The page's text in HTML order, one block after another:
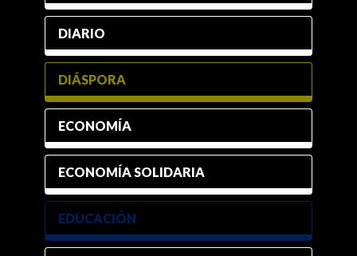
DIARIO
DIÁSPORA
ECONOMÍA
ECONOMÍA SOLIDARIA
EDUCACIÓN